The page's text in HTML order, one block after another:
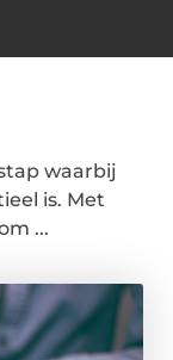
waarbij
is. Met
...